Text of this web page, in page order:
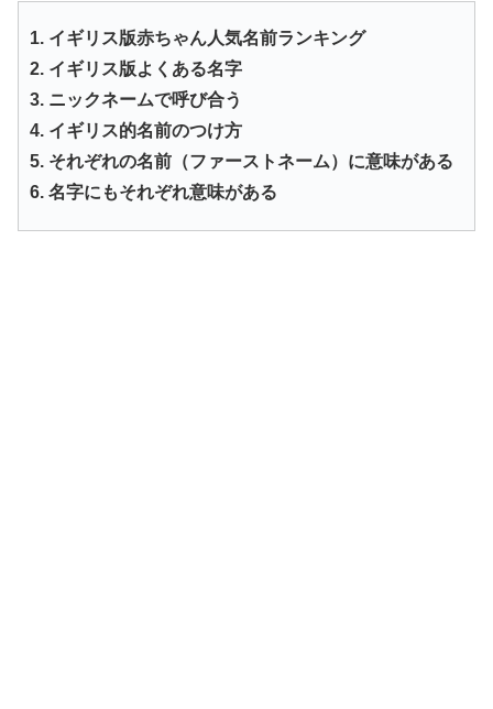
1. イギリス版赤ちゃん人気名前ランキング
2. イギリス版よくある名字
3. ニックネームで呼び合う
4. イギリス的名前のつけ方
5. それぞれの名前（ファーストネーム）に意味がある
6. 名字にもそれぞれ意味がある